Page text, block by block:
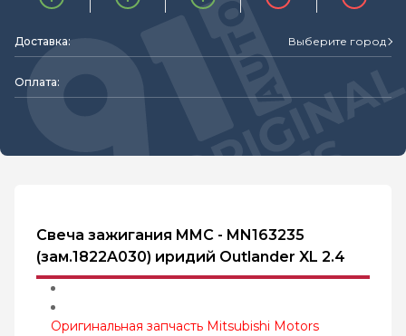
Доставка: Выберите город
Оплата:
Свеча зажигания MMC - MN163235
(зам.1822A030) иридий Outlander XL 2.4
Оригинальная запчасть Mitsubishi Motors